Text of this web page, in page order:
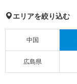
エリアを絞り込む
中国
広島県